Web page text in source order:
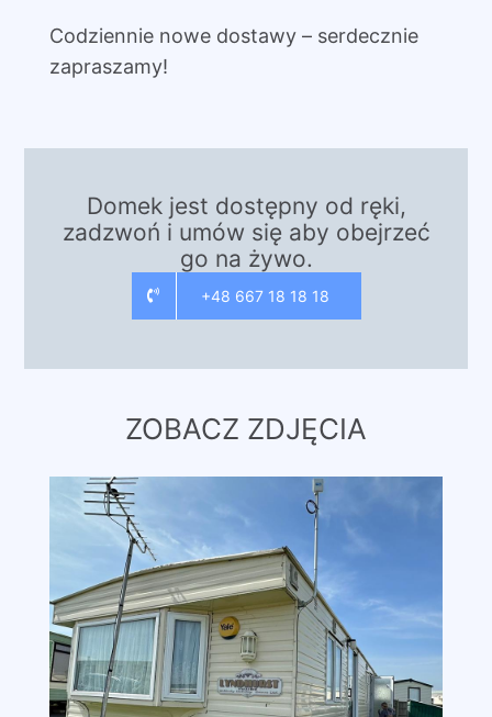
Codziennie nowe dostawy – serdecznie
zapraszamy!
Domek jest dostępny od ręki,
zadzwoń i umów się aby obejrzeć
go na żywo.
+48 667 18 18 18
ZOBACZ ZDJĘCIA